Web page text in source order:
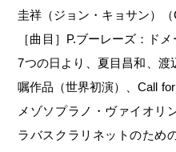
圭祥（ジョン・キョサン）（
［曲目］P.ブーレーズ：ド
7つの日より、夏目昌和、
嘱作品（世界初演）、Call
メゾソプラノ・ヴァイオリ
ラバスクラリネットのため